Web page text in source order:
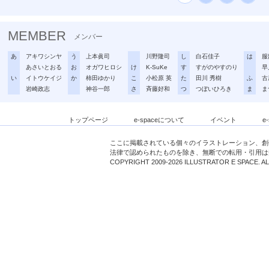
MEMBER メンバー
あ
アキワシンヤ
あさいとおる
い
イトウケイジ
岩崎政志
う
上本眞司
お
オガワヒロシ
か
柿田ゆかり
神谷一郎
川野隆司
け
K-SuKe
こ
小松原 英
さ
斉藤好和
し
白石佳子
す
すがのやすのり
た
田川 秀樹
つ
つぼいひろき
は
早
ふ
古
ま
トップページ e-spaceについて イベント
ここに掲載されている個々のイラストレーション、
法律で認められたものを除き、無断での転用・引用
COPYRIGHT 2009-2026 ILLUSTRATOR E SPACE.